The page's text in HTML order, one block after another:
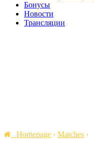
Бонусы
Новости
Трансляции
Homepage › Matches ›